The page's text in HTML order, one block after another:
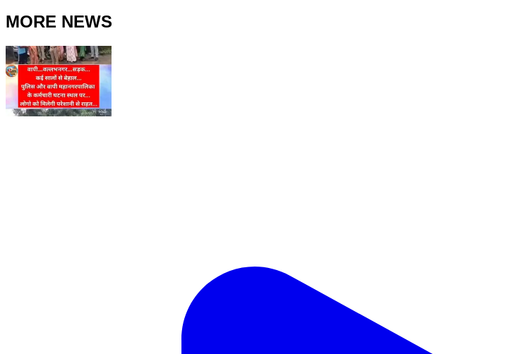
MORE NEWS